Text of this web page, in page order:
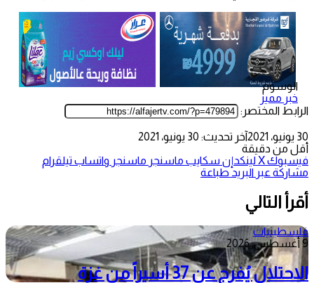
الوسوم
خبر مميز
الرابط المختصر:
30 يونيو، 2021
آخر تحديث: 30 يونيو، 2021
أقل من دقيقة
فيسبوك‫Xلينكدإن سكايب ماسنجر ماسنجر واتساب تيلقرام
مشاركة عبر البريد طباعة
أقرأ التالي
فلسطينيات
9 أغسطس، 2026
الاحتلال يُفرج عن 37 أسيراً من غزة